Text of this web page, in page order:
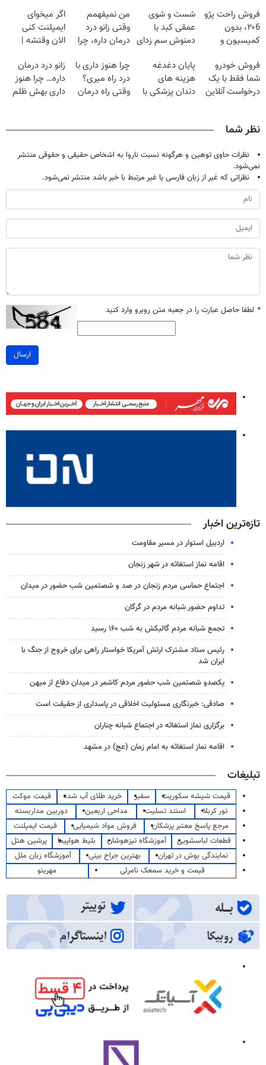
فروش راحت پژو
۲۰6، بدون
کمیسیون و
شست و شوی
عمقی کبد با
دمنوش سم زدای
من نمیفهمم
وقتی زانو درد
درمان داره، چرا
تحمل میکنی؟❗
اگر میخوای
ایمپلنت کنی
الان وقتشه |
میلیون تومان!!!
فروش خودرو
شما فقط با یک
درخواست آنلاین
پایان دغدغه
هزینه های
دندان پزشکی با
چرا هنوز داری با
درد راه میری؟
وقتی راه درمان
زانو درد درمان
داره… چرا هنوز
داری بهش ظلم
نظر شما
نظرات حاوی توهین و هرگونه نسبت ناروا به اشخاص حقیقی و حقوقی منتشر
نمی‌شود.
نظراتی که غیر از زبان فارسی یا غیر مرتبط با خبر باشد منتشر نمی‌شود.
* لطفا حاصل عبارت را در جعبه متن روبرو وارد کنید
ارسال
تازه‌ترین اخبار
اردبیل استوار در مسیر مقاومت
اقامه نماز استغاثه در شهر زنجان
اجتماع حماسی مردم زنجان در صد و شصتمین شب حضور در میدان
تداوم حضور شبانه مردم در گرگان
تجمع شبانه مردم گالیکش به شب ۱۶۰ رسید
رئیس ستاد مشترک ارتش آمریکا خواستار راهی برای خروج از جنگ با
ایران شد
یکصدو شصتمین شب حضور مردم کاشمر در میدان دفاع از میهن
صادقی: خبرنگاری مسئولیت اخلاقی در پاسداری از حقیقت است
برگزاری نماز استغاثه در اجتماع شبانه چناران
اقامه نماز استغاثه به امام زمان (عج) در مشهد
تبلیغات
قیمت شیشه سکوریت سفیر خرید طلای آب شده
قیمت موکت
تور کربلا
استند تسلیت مداحی اربعین
دوربین مداربسته
مرجع پاسخ معتبر پزشکان
فروش مواد شیمیایی
قیمت ایمپلنت
قطعات لباسشویی
آموزشگاه تیزهوشان بلیط هواپیما
پرشین هتل
نمایندگی بوش در تهران
بهترین جراح بینی
آموزشگاه زبان ملل
قیمت و خرید سمعک نامرئی
مهرینو